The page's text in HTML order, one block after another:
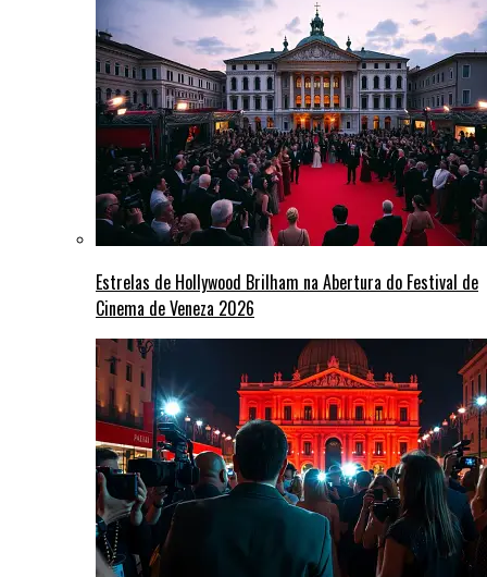
Estrelas de Hollywood Brilham na Abertura do Festival de
Cinema de Veneza 2026